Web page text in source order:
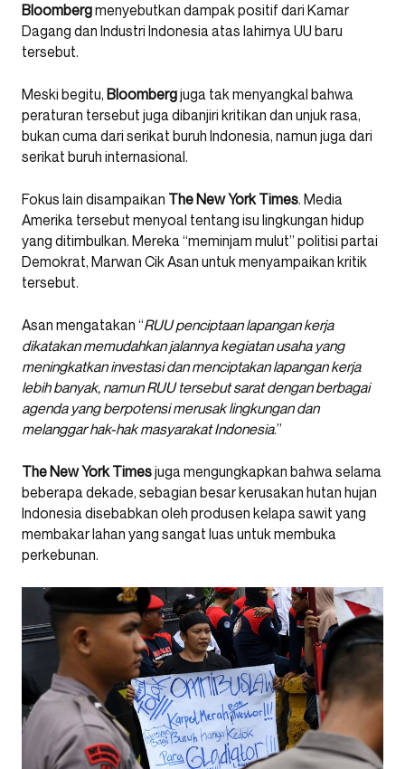
Bloombergmenyebutkan dampak positif dari Kamar
Dagang dan Industri Indonesia atas lahirnya UU baru
tersebut.
Meski begitu, Bloombergjuga tak menyangkal bahwa
peraturan tersebut juga dibanjiri kritikan dan unjuk rasa,
bukan cuma dari serikat buruh Indonesia, namun juga dari
serikat buruh internasional.
Fokus lain disampaikan The New York Times. Media
Amerika tersebut menyoal tentang isu lingkungan hidup
yang ditimbulkan. Mereka “meminjam mulut” politisi partai
Demokrat, Marwan Cik Asan untuk menyampaikan kritik
tersebut.
Asan mengatakan “RUU penciptaan lapangan kerja
dikatakan memudahkan jalannya kegiatan usaha yang
meningkatkan investasi dan menciptakan lapangan kerja
lebih banyak, namun RUU tersebut sarat dengan berbagai
agenda yang berpotensi merusak lingkungan dan
melanggar hak-hak masyarakat Indonesia.”
The New York Timesjuga mengungkapkan bahwa selama
beberapa dekade, sebagian besar kerusakan hutan hujan
Indonesia disebabkan oleh produsen kelapa sawit yang
membakar lahan yang sangat luas untuk membuka
perkebunan.